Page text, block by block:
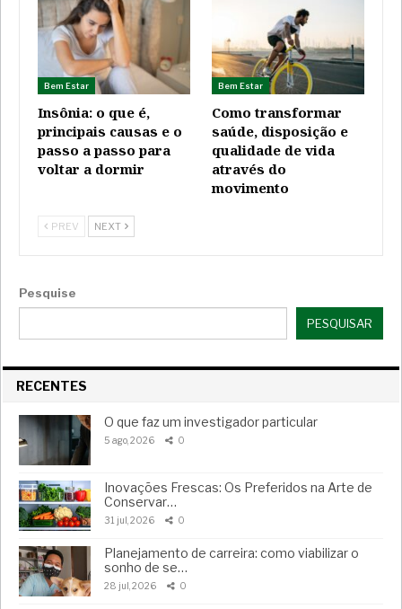
Bem Estar
Insônia: o que é,
principais causas e o
passo a passo para
voltar a dormir
Bem Estar
Como transformar
saúde, disposição e
qualidade de vida
através do
movimento
PREV NEXT
Pesquise
PESQUISAR
RECENTES
O que faz um investigador particular
5 ago, 2026 0
Inovações Frescas: Os Preferidos na Arte de
Conservar…
31 jul, 2026 0
Planejamento de carreira: como viabilizar o
sonho de se…
28 jul, 2026 0